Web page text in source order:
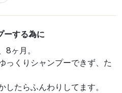
ーする為に
8ヶ月。
っくりシャンプーできず、た
たらふんわりしてます。